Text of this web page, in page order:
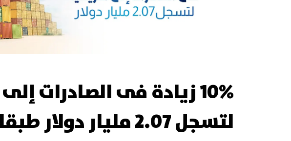
10% زيادة فى الصادرات
لتسجل 2.07 مليار دولار طبقا لوزارة التجارة